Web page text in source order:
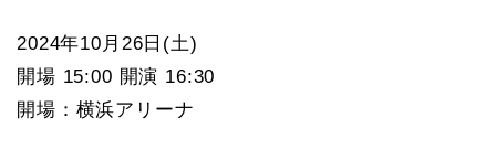
2024年10月26日(土)
開場 15:00 開演 16:30
開場：横浜アリーナ